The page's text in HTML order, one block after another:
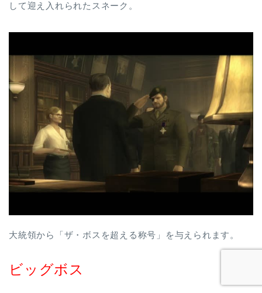
して迎え入れられたスネーク。
大統領から「ザ・ボスを超える称号」を与えられます。
ビッグボス